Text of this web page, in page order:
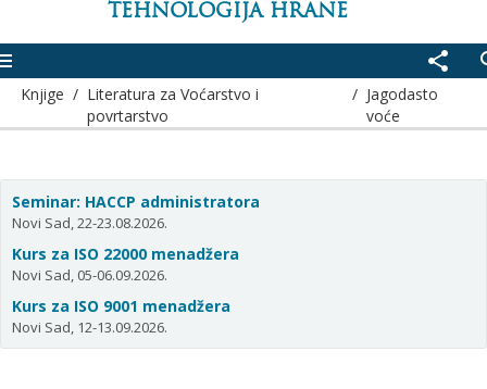
TEHNOLOGIJA HRANE
share
Knjige / Literatura za Voćarstvo i
povrtarstvo
/ Jagodasto
voće
Seminar: HACCP administratora
Novi Sad, 22-23.08.2026.
Kurs za ISO 22000 menadžera
Novi Sad, 05-06.09.2026.
Kurs za ISO 9001 menadžera
Novi Sad, 12-13.09.2026.